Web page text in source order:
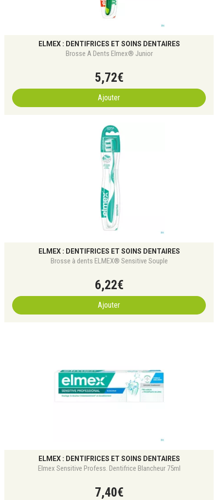
ELMEX : DENTIFRICES ET SOINS DENTAIRES
Brosse A Dents Elmex® Junior
5,72€
Ajouter
ELMEX : DENTIFRICES ET SOINS DENTAIRES
Brosse à dents ELMEX® Sensitive Souple
6,22€
Ajouter
ELMEX : DENTIFRICES ET SOINS DENTAIRES
Elmex Sensitive Profess. Dentifrice Blancheur 75ml
7,40€